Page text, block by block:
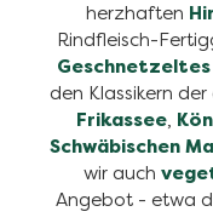
herzhaften
Rindfleisch-
Geschnetzeltes
den Klassikern
Frikassee,
Schwäbischen
wir auch
Angebot - etwa